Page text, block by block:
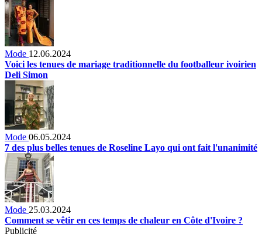
Mode 12.06.2024
Voici les tenues de mariage traditionnelle du footballeur ivoirien
Deli Simon
Mode 06.05.2024
7 des plus belles tenues de Roseline Layo qui ont fait l'unanimité
Mode 25.03.2024
Comment se vêtir en ces temps de chaleur en Côte d'Ivoire ?
Publicité